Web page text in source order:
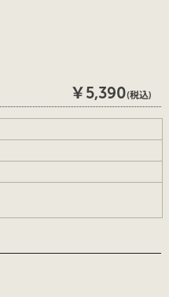
￥5,390(税込)